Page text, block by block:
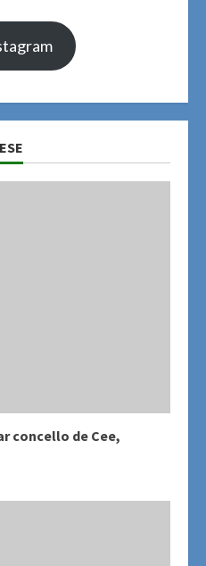
concello de Cee,